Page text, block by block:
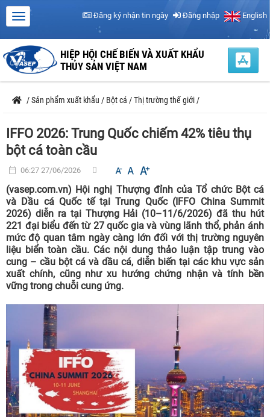
Đăng ký nhận tin ngày Đăng nhập English
HIỆP HỘI CHẾ BIẾN VÀ XUẤT KHẨU
THỦY SẢN VIỆT NAM
/Sản phẩm xuất khẩu / Bột cá /Thị trường thế giới /
IFFO 2026: Trung Quốc chiếm 42% tiêu thụ
bột cá toàn cầu
06:27 27/06/2026
(vasep.com.vn) Hội nghị Thượng đỉnh của Tổ chức Bột cá
và Dầu cá Quốc tế tại Trung Quốc (IFFO China Summit
2026) diễn ra tại Thượng Hải (10–11/6/2026) đã thu hút
221 đại biểu đến từ 27 quốc gia và vùng lãnh thổ, phản ánh
mức độ quan tâm ngày càng lớn đối với thị trường nguyên
liệu biển toàn cầu. Các nội dung thảo luận tập trung vào
cung – cầu bột cá và dầu cá, diễn biến tại các khu vực sản
xuất chính, cũng như xu hướng chứng nhận và tính bền
vững trong chuỗi cung ứng.